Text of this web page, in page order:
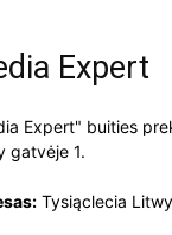
Expert
Expert" buities
gatvėje 1.
Tysiąclecia